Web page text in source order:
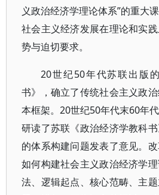
义政治经济学理论体系”的重大
社会主义经济发展在理论和实
势与迫切要求。
20世纪50年代苏联出版
书》，确立了传统社会主义政
本框架。20世纪50年代末60年
研读了苏联《政治经济学教科
的体系构建问题发表了意见。
如何构建社会主义政治经济学
法、逻辑起点、核心范畴、主